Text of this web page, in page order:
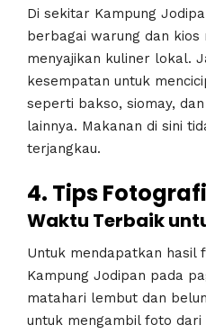
Di sekitar Kampung
berbagai warung dan kios
menyajikan kuliner lokal.
kesempatan untuk
seperti bakso, siomay,
lainnya. Makanan di sini
terjangkau.
4. Tips Fotografi
Waktu Terbaik
Untuk mendapatkan hasil
Kampung Jodipan pada
matahari lembut dan
untuk mengambil foto dari